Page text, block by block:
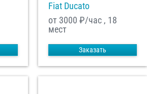
Fiat Ducato
от 3000 ₽/час , 18
мест
Заказать